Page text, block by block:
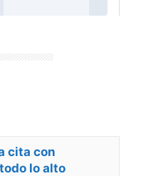
cita con
lo alto